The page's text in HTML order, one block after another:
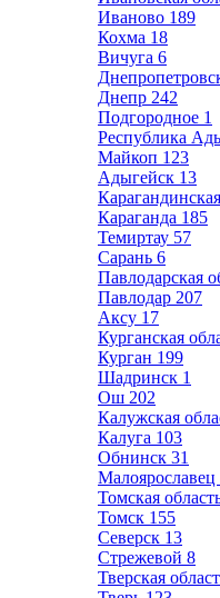
Иваново 189
Кохма 18
Вичуга 6
Днепр 242
Подгородное 1
Республика
Майкоп 123
Адыгейск 13
Караганда 185
Темиртау 57
Сарань 6
Павлодарская
Павлодар 207
Аксу 17
Курганская
Курган 199
Шадринск 1
Ош 202
Калужская
Калуга 103
Обнинск 31
Малоярославец
Томская
Томск 155
Северск 13
Стрежевой 8
Тверская